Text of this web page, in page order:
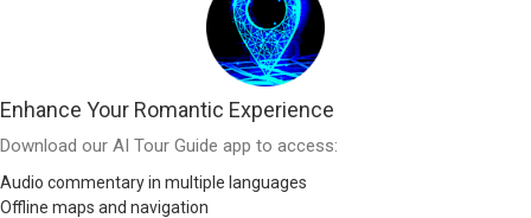
Enhance Your Romantic Experience
Download our AI Tour Guide app to access:
Audio commentary in multiple languages
Offline maps and navigation